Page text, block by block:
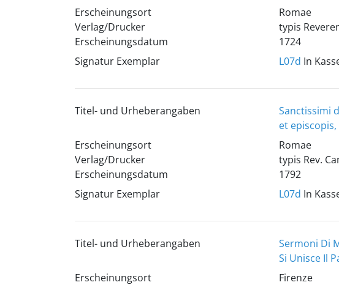
Erscheinungsort
Verlag/Drucker
Erscheinungsdatum
Romae
typis
1724
Signatur Exemplar
L07d In
Titel- und Urheberangaben
Sanctissimi
et
Erscheinungsort
Verlag/Drucker
Erscheinungsdatum
Romae
typis Rev.
1792
Signatur Exemplar
L07d In
Titel- und Urheberangaben
Sermoni Di
Si Unisce Il
Erscheinungsort
Firenze